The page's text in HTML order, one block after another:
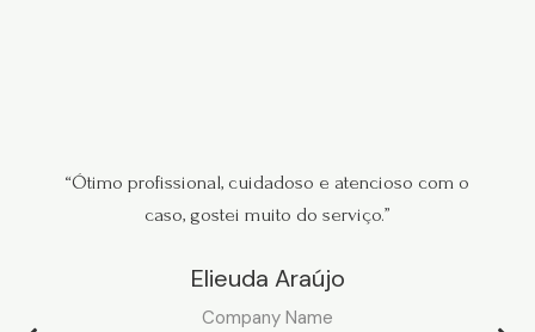
“Ótimo profissional, cuidadoso e atencioso com o
caso, gostei muito do serviço.”
Elieuda Araújo
Company Name